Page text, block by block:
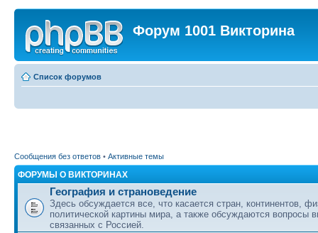
Форум 1001 Викторина
Список форумов
Сообщения без ответов • Активные темы
ФОРУМЫ О ВИКТОРИНАХ
География и страноведение
Здесь обсуждается все, что касается стран, континентов,
политической картины мира, а также обсуждаются вопросы
связанных с Россией.